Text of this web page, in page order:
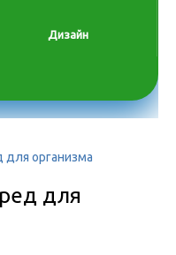
Дизайн
для организма
для